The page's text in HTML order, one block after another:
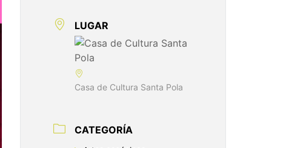
LUGAR
Casa de Cultura Santa Pola
CATEGORÍA